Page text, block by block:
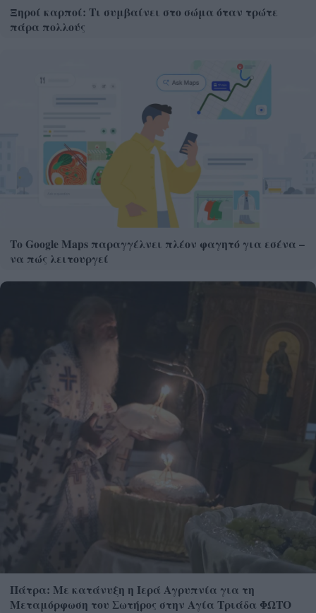
Ξηροί καρποί: Τι συμβαίνει στο σώμα όταν τρώτε
πάρα πολλούς
Το Google Maps παραγγέλνει πλέον φαγητό για εσένα –
να πώς λειτουργεί
Πάτρα: Με κατάνυξη η Ιερά Αγρυπνία για τη
Μεταμόρφωση του Σωτήρος στην Αγία Τριάδα ΦΩΤΟ